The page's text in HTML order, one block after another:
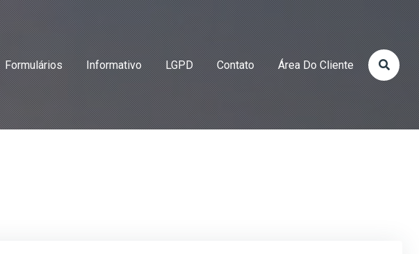
Formulários Informativo LGPD Contato Área Do Cliente